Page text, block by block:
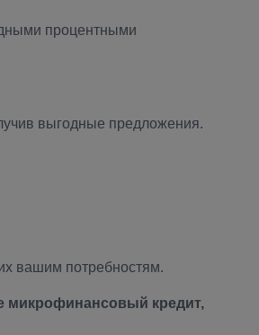
процентными
выгодные предложения.
вашим потребностям.
микрофинансовый кредит,